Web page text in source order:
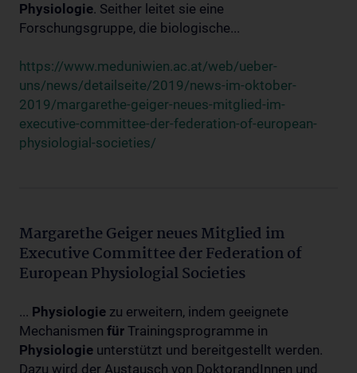
Physiologie. Seither leitet sie eine
Forschungsgruppe, die biologische...
https://www.meduniwien.ac.at/web/ueber-
uns/news/detailseite/2019/news-im-oktober-
2019/margarethe-geiger-neues-mitglied-im-
executive-committee-der-federation-of-european-
physiologial-societies/
Margarethe Geiger neues Mitglied im
Executive Committee der Federation of
European Physiologial Societies
... Physiologie zu erweitern, indem geeignete
Mechanismen für Trainingsprogramme in
Physiologie unterstützt und bereitgestellt werden.
Dazu wird der Austausch von DoktorandInnen und